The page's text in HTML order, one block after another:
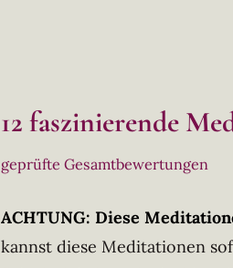
12 faszinierende
geprüfte Gesamtbewertungen
ACHTUNG: Diese
kannst diese Meditationen